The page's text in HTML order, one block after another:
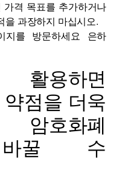
가격 목표를 추가하거나
을 과장하지 마십시오.
지를 방문하세요 은하
활용하면
점을 더욱
호화폐
바꿀 수